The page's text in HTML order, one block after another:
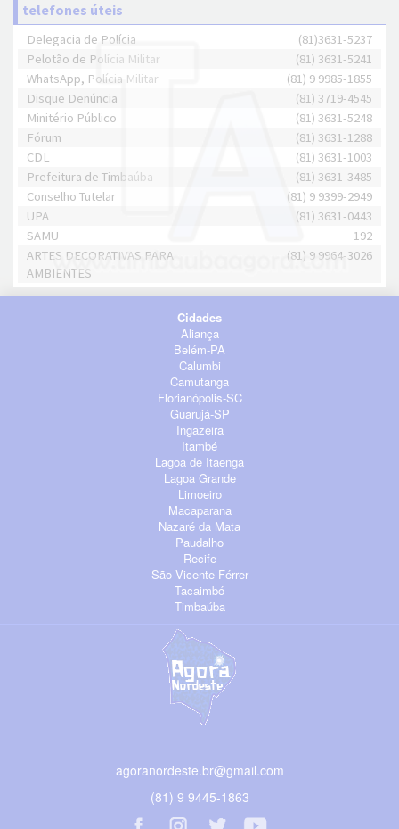
telefones úteis
Delegacia de Polícia
(81)3631-5237
Pelotão de Polícia Militar
(81) 3631-5241
WhatsApp, Polícia Militar
(81) 9 9985-1855
Disque Denúncia
(81) 3719-4545
Minitério Público
(81) 3631-5248
Fórum
(81) 3631-1288
CDL
(81) 3631-1003
Prefeitura de Timbaúba
(81) 3631-3485
Conselho Tutelar
(81) 9 9399-2949
UPA
(81) 3631-0443
SAMU
192
ARTES DECORATIVAS PARA
AMBIENTES
(81) 9 9964-3026
Cidades
Aliança
Belém-PA
Calumbi
Camutanga
Florianópolis-SC
Guarujá-SP
Ingazeira
Itambé
Lagoa de Itaenga
Lagoa Grande
Limoeiro
Macaparana
Nazaré da Mata
Paudalho
Recife
São Vicente Férrer
Tacaimbó
Timbaúba
agoranordeste.br@gmail.com
(81) 9 9445-1863